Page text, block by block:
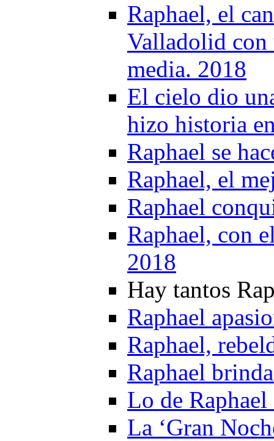
Raphael, el
Valladolid con
media. 2018
El cielo dio
hizo historia
Raphael se
Raphael, el
Raphael
Raphael, con
2018
Hay tantos
Raphael
Raphael,
Raphael
Lo de
La ‘Gran